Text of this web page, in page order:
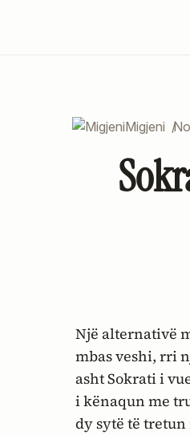
Migjeni /
Një alternativë me dy ftyra, siç janë të gjitha alternativat. Tue u krue
mbas veshi, rri
asht Sokrati i
i kënaqun me
dy sytë të